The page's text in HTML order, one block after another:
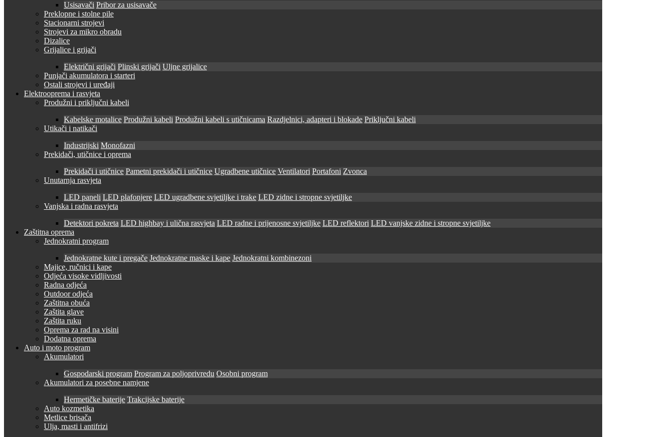
Usisavači Pribor za usisavače
Preklopne i stolne pile
Stacionarni strojevi
Strojevi za mikro obradu
Dizalice
Grijalice i grijači
Električni grijači Plinski grijači Uljne grijalice
Punjači akumulatora i starteri
Ostali strojevi i uređaji
Elektrooprema i rasvjeta
Produžni i priključni kabeli
Kabelske motalice Produžni kabeli Produžni kabeli s utičnicama Razdjelnici, adapteri i blokade Priključni kabeli
Utikači i natikači
Industrijski Monofazni
Prekidači, utičnice i oprema
Prekidači i utičnice Pametni prekidači i utičnice Ugradbene utičnice Ventilatori Portafoni Zvonca
Unutarnja rasvjeta
LED paneli LED plafonjere LED ugradbene svjetiljke i trake LED zidne i stropne svjetiljke
Vanjska i radna rasvjeta
Detektori pokreta LED highbay i ulična rasvjeta LED radne i prijenosne svjetiljke LED reflektori LED vanjske zidne i stropne svjetiljke
Zaštitna oprema
Jednokratni program
Jednokratne kute i pregače Jednokratne maske i kape Jednokratni kombinezoni
Majice, ručnici i kape
Odjeća visoke vidljivosti
Radna odjeća
Outdoor odjeća
Zaštitna obuća
Zaštita glave
Zaštita ruku
Oprema za rad na visini
Dodatna oprema
Auto i moto program
Akumulatori
Gospodarski program Program za poljoprivredu Osobni program
Akumulatori za posebne namjene
Hermetičke baterije Trakcijske baterije
Auto kozmetika
Metlice brisača
Ulja, masti i antifrizi